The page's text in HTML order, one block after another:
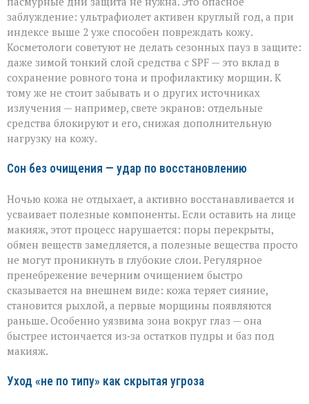
заблуждение: ультрафиолет активен круглый год, а при
индексе выше 2 уже способен повреждать кожу.
Косметологи советуют не делать сезонных пауз в защите:
даже зимой тонкий слой средства с SPF — это вклад в
сохранение ровного тона и профилактику морщин. К
тому же не стоит забывать и о других источниках
излучения — например, свете экранов: отдельные
средства блокируют и его, снижая дополнительную
нагрузку на кожу.
Сон без очищения — удар по восстановлению
Ночью кожа не отдыхает, а активно восстанавливается и
усваивает полезные компоненты. Если оставить на лице
макияж, этот процесс нарушается: поры перекрыты,
обмен веществ замедляется, а полезные вещества просто
не могут проникнуть в глубокие слои. Регулярное
пренебрежение вечерним очищением быстро
сказывается на внешнем виде: кожа теряет сияние,
становится рыхлой, а первые морщины появляются
раньше. Особенно уязвима зона вокруг глаз — она
быстрее истончается из‑за остатков пудры и баз под
макияж.
Уход «не по типу» как скрытая угроза